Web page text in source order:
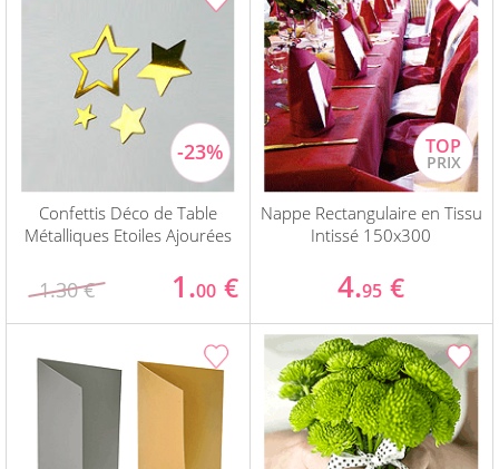
Confettis Déco de Table
Métalliques Etoiles Ajourées
1.30 € 1.00 €
Nappe Rectangulaire en Tissu
Intissé 150x300
4.95 €